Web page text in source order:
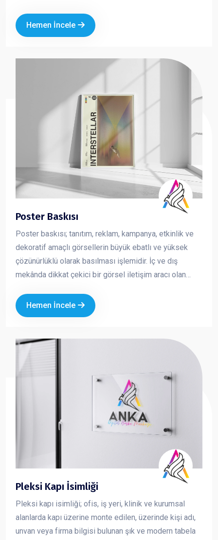
Kurumsal logo ve özel tasarımla üretilen sticker
baskılar, markanızın görünürlüğünü artırırken
Hemen İncele
Poster Baskısı
Poster baskısı; tanıtım, reklam, kampanya, etkinlik ve
dekoratif amaçlı görsellerin büyük ebatlı ve yüksek
çözünürlüklü olarak basılması işlemidir. İç ve dış
mekânda dikkat çekici bir görsel iletişim aracı olan
iletmesini sağlar. Kurumsal tasarım ve kaliteli baskı
teknikleriyle üretilen posterler, markanızın profesyonel
Hemen İncele
Pleksi Kapı İsimliği
Pleksi kapı isimliği; ofis, iş yeri, klinik ve kurumsal
alanlarda kapı üzerine monte edilen, üzerinde kişi adı,
unvan veya firma bilgisi bulunan şık ve modern tabela